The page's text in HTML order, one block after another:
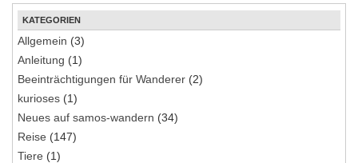
KATEGORIEN
Allgemein (3)
Anleitung (1)
Beeinträchtigungen für Wanderer (2)
kurioses (1)
Neues auf samos-wandern (34)
Reise (147)
Tiere (1)